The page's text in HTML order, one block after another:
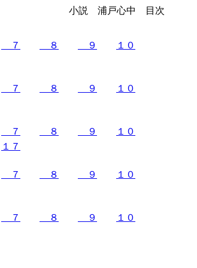
小説 浦戸心中 目次
７ ８ ９
１０
７ ８ ９
１０
７ ８ ９
１０
１７
７ ８ ９
１０
７ ８ ９
１０